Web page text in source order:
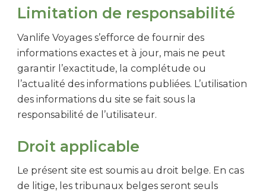
Limitation de responsabilité
Vanlife Voyages s’efforce de fournir des
informations exactes et à jour, mais ne peut
garantir l’exactitude, la complétude ou
l’actualité des informations publiées. L’utilisation
des informations du site se fait sous la
responsabilité de l’utilisateur.
Droit applicable
Le présent site est soumis au droit belge. En cas
de litige, les tribunaux belges seront seuls